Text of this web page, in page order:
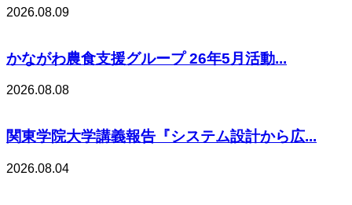
2026.08.09
かながわ農食支援グループ 26年5月活動...
2026.08.08
関東学院大学講義報告『システム設計から広...
2026.08.04